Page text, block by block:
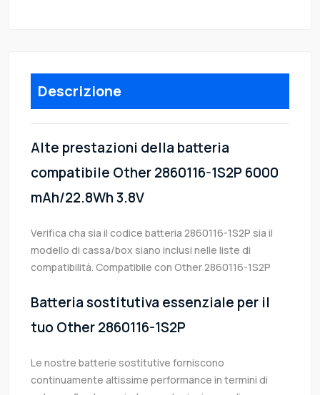
Descrizione
Alte prestazioni della batteria
compatibile Other 2860116-1S2P 6000
mAh/22.8Wh 3.8V
Verifica cha sia il codice batteria 2860116-1S2P sia il
modello di cassa/box siano inclusi nelle liste di
compatibilità. Compatibile con Other 2860116-1S2P
Batteria sostitutiva essenziale per il
tuo Other 2860116-1S2P
Le nostre batterie sostitutive forniscono
continuamente altissime performance in termini di